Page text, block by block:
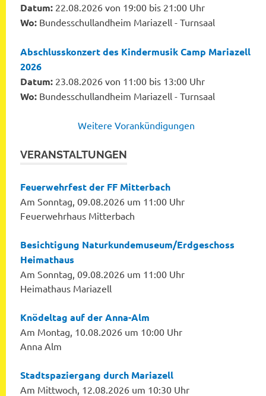
Datum: 22.08.2026 von 19:00 bis 21:00 Uhr
Wo: Bundesschullandheim Mariazell - Turnsaal
Abschlusskonzert des Kindermusik Camp Mariazell
2026
Datum: 23.08.2026 von 11:00 bis 13:00 Uhr
Wo: Bundesschullandheim Mariazell - Turnsaal
Weitere Vorankündigungen
VERANSTALTUNGEN
Feuerwehrfest der FF Mitterbach
Am Sonntag, 09.08.2026 um 11:00 Uhr
Feuerwehrhaus Mitterbach
Besichtigung Naturkundemuseum/Erdgeschoss
Heimathaus
Am Sonntag, 09.08.2026 um 11:00 Uhr
Heimathaus Mariazell
Knödeltag auf der Anna-Alm
Am Montag, 10.08.2026 um 10:00 Uhr
Anna Alm
Stadtspaziergang durch Mariazell
Am Mittwoch, 12.08.2026 um 10:30 Uhr